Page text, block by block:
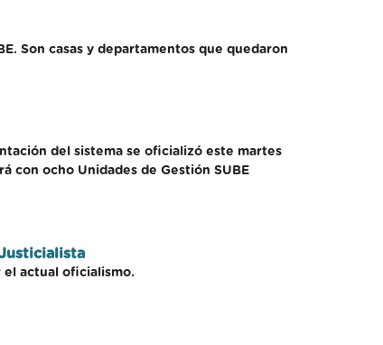
Son casas y departamentos que quedaron
del sistema se oficializó este martes
con ocho Unidades de Gestión SUBE
el actual oficialismo.